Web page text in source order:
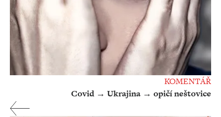
KOMENTÁŘ
Covid → Ukrajina → opičí neštovice